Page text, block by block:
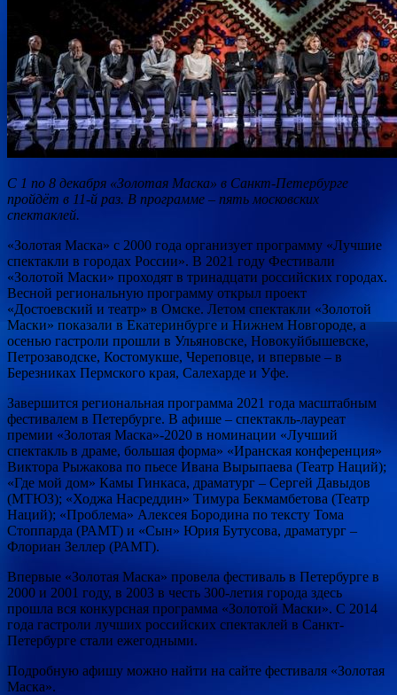
С 1 по 8 декабря «Золотая Маска» в Санкт-Петербурге
пройдёт в 11-й раз. В программе – пять московских
спектаклей.
«Золотая Маска» с 2000 года организует программу «Лучшие
спектакли в городах России». В 2021 году Фестивали
«Золотой Маски» проходят в тринадцати российских городах.
Весной региональную программу открыл проект
«Достоевский и театр» в Омске. Летом спектакли «Золотой
Маски» показали в Екатеринбурге и Нижнем Новгороде, а
осенью гастроли прошли в Ульяновске, Новокуйбышевске,
Петрозаводске, Костомукше, Череповце, и впервые – в
Березниках Пермского края, Салехарде и Уфе.
Завершится региональная программа 2021 года масштабным
фестивалем в Петербурге. В афише – спектакль-лауреат
премии «Золотая Маска»-2020 в номинации «Лучший
спектакль в драме, большая форма» «Иранская конференция»
Виктора Рыжакова по пьесе Ивана Вырыпаева (Театр Наций);
«Где мой дом» Камы Гинкаса, драматург – Сергей Давыдов
(МТЮЗ); «Ходжа Насреддин» Тимура Бекмамбетова (Театр
Наций); «Проблема» Алексея Бородина по тексту Тома
Стоппарда (РАМТ) и «Сын» Юрия Бутусова, драматург –
Флориан Зеллер (РАМТ).
Впервые «Золотая Маска» провела фестиваль в Петербурге в
2000 и 2001 году, в 2003 в честь 300-летия города здесь
прошла вся конкурсная программа «Золотой Маски». С 2014
года гастроли лучших российских спектаклей в Санкт-
Петербурге стали ежегодными.
Подробную афишу можно найти на сайте фестиваля «Золотая
Маска».